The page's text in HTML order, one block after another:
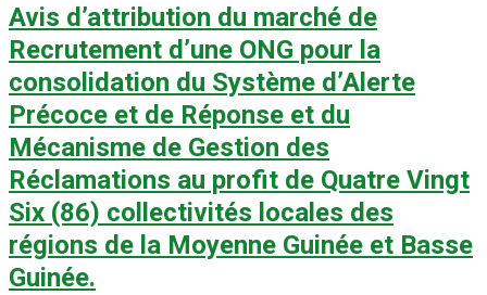
Avis d’attribution du marché de
Recrutement d’une ONG pour la
consolidation du Système d’Alerte
Précoce et de Réponse et du
Mécanisme de Gestion des
Réclamations au profit de Quatre Vingt
Six (86) collectivités locales des
régions de la Moyenne Guinée et Basse
Guinée.